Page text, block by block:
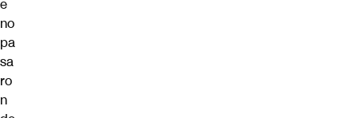
e
no
pa
sa
ro
n